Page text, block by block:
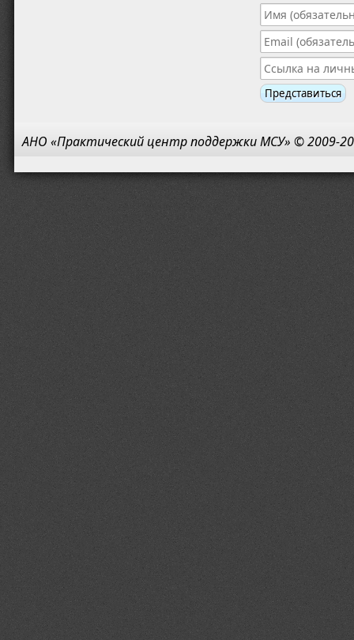
АНО «Практический центр поддержки МСУ» © 2009-